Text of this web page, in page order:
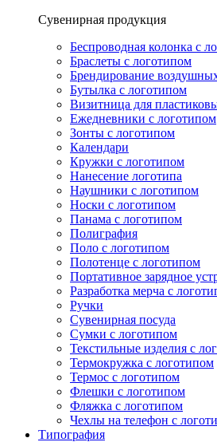
Сувенирная продукция
Беспроводная колонка с
Браслеты с логотипом
Брендирование
Бутылка с логотипом
Визитница для
Ежедневники с логотипом
Зонты с логотипом
Календари
Кружки с логотипом
Нанесение логотипа
Наушники с логотипом
Носки с логотипом
Панама с логотипом
Полиграфия
Поло с логотипом
Полотенце с логотипом
Портативное зарядное
Разработка мерча с
Ручки
Сувенирная посуда
Сумки с логотипом
Текстильные изделия с
Термокружка с логотипом
Термос с логотипом
Флешки с логотипом
Фляжка с логотипом
Чехлы на телефон с
Типография